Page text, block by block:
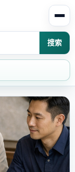
搜索